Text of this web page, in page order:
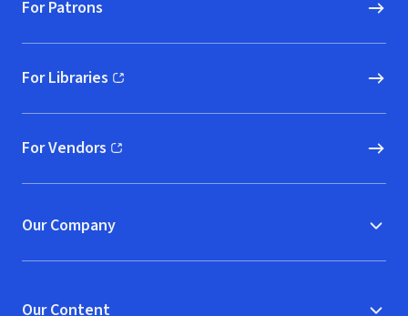
For Patrons
For Libraries
(opens in new window)
For Vendors
(opens in new window)
Our Company
Our Content